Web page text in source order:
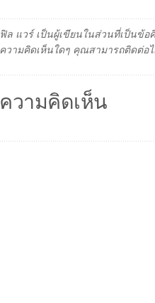
ฟิล แวร์ เป็นผู้เขียนในส่วนที่เป็นข้
ความคิดเห็นใดๆ คุณสามารถติดต่อ
ความคิดเห็น